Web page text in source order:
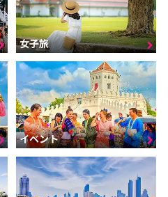
女子旅
イベント